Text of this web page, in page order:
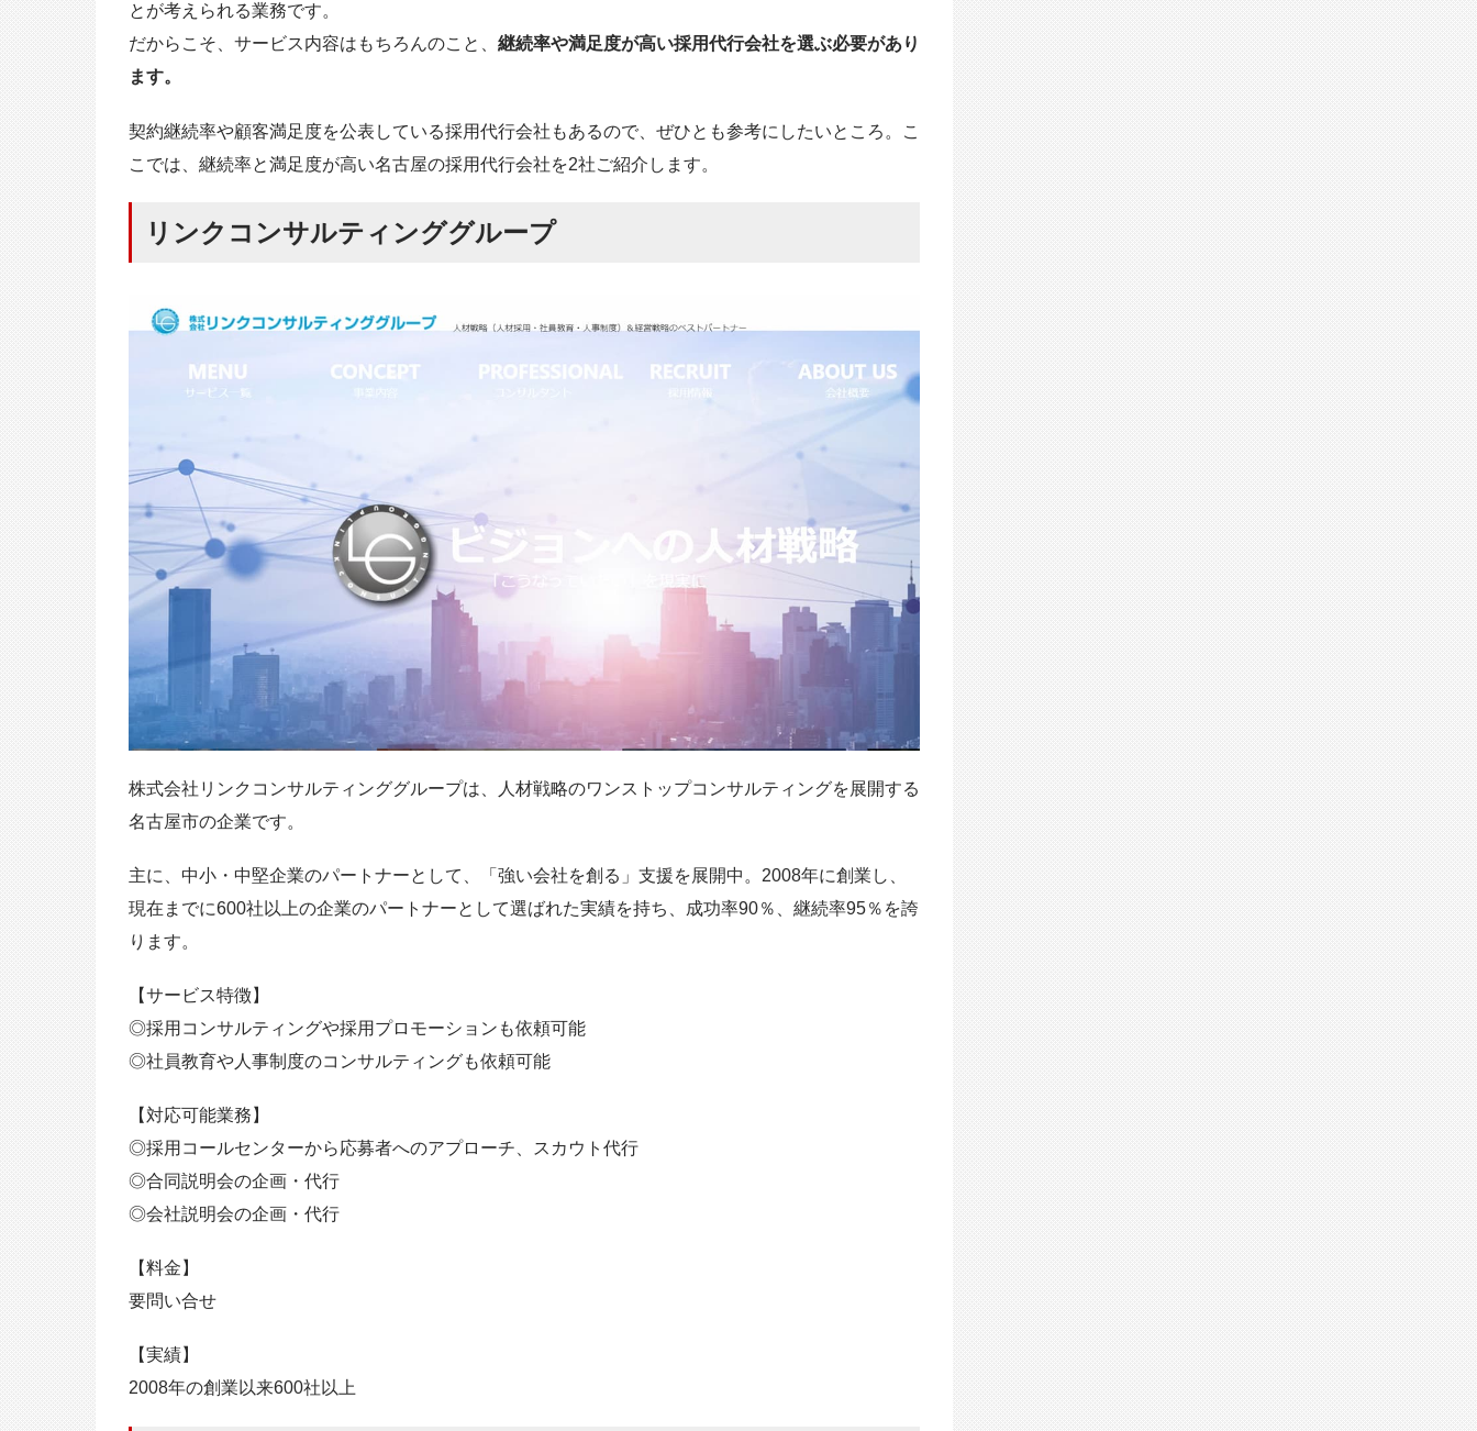
とが考えられる業務です。
だからこそ、サービス内容はもちろんのこと、 継続率や満足度が高い採用代行会社を選ぶ必要があり
ます。
契約継続率や顧客満足度を公表している採用代行会社もあるので、ぜひとも参考にしたいところ。こ
こでは、継続率と満足度が高い名古屋の採用代行会社を2社ご紹介します。
リンクコンサルティンググループ
株式会社リンクコンサルティンググループは、人材戦略のワンストップコンサルティングを展開する
名古屋市の企業です。
主に、中小・中堅企業のパートナーとして、「強い会社を創る」支援を展開中。2008年に創業し、
現在までに600社以上の企業のパートナーとして選ばれた実績を持ち、成功率90％、継続率95％を誇
ります。
【サービス特徴】
◎採用コンサルティングや採用プロモーションも依頼可能
◎社員教育や人事制度のコンサルティングも依頼可能
【対応可能業務】
◎採用コールセンターから応募者へのアプローチ、スカウト代行
◎合同説明会の企画・代行
◎会社説明会の企画・代行
【料金】
要問い合せ
【実績】
2008年の創業以来600社以上